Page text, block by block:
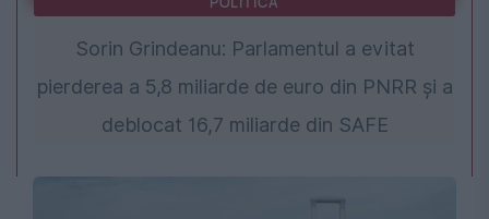
Sorin Grindeanu: Parlamentul a evitat
pierderea a 5,8 miliarde de euro din PNRR și a
deblocat 16,7 miliarde din SAFE